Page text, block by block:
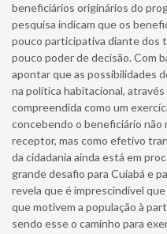
beneficiários originários do
pesquisa indicam que os
pouco participativa diante dos
pouco poder de decisão. Com
apontar que as possibilidades
na política habitacional,
compreendida como um
concebendo o beneficiário
receptor, mas como efetivo
da cidadania ainda está em
grande desafio para Cuiabá e
revela que é imprescindível
que motivem a população à
sendo esse o caminho para